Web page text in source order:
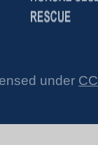
under